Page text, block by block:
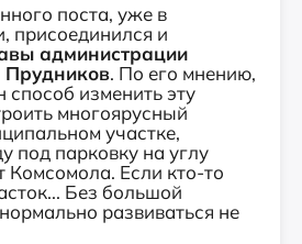
поста, уже в
присоединился и
администрации
Прудников. По его мнению,
способ изменить эту
многоярусный
участке,
под парковку на углу
Комсомола. Если кто-то
Без большой
развиваться не